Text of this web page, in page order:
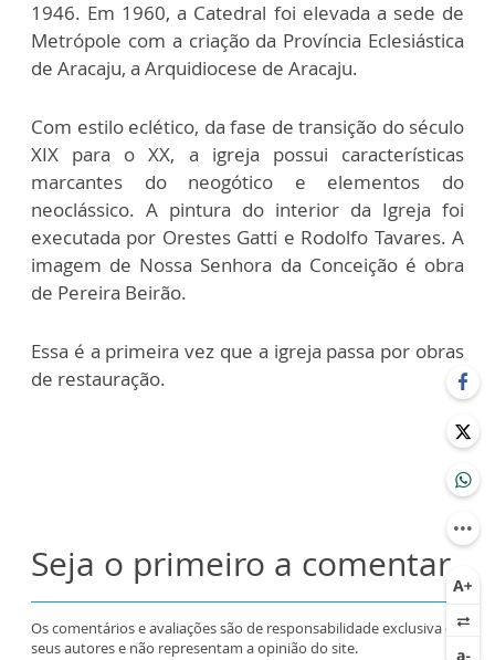
1946. Em 1960, a Catedral foi elevada a sede de
Metrópole com a criação da Província Eclesiástica
de Aracaju, a Arquidiocese de Aracaju.
Com estilo eclético, da fase de transição do século
XIX para o XX, a igreja possui características
marcantes do neogótico e elementos do
neoclássico. A pintura do interior da Igreja foi
executada por Orestes Gatti e Rodolfo Tavares. A
imagem de Nossa Senhora da Conceição é obra
de Pereira Beirão.
Essa é a primeira vez que a igreja passa por obras
de restauração.
Seja o primeiro a comentar
Os comentários e avaliações são de responsabilidade exclusiva de
seus autores e não representam a opinião do site.